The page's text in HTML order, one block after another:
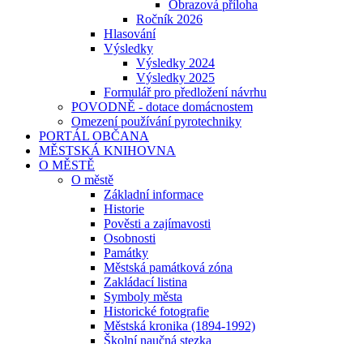
Obrazová příloha
Ročník 2026
Hlasování
Výsledky
Výsledky 2024
Výsledky 2025
Formulář pro předložení návrhu
POVODNĚ - dotace domácnostem
Omezení používání pyrotechniky
PORTÁL OBČANA
MĚSTSKÁ KNIHOVNA
O MĚSTĚ
O městě
Základní informace
Historie
Pověsti a zajímavosti
Osobnosti
Památky
Městská památková zóna
Zakládací listina
Symboly města
Historické fotografie
Městská kronika (1894-1992)
Školní naučná stezka